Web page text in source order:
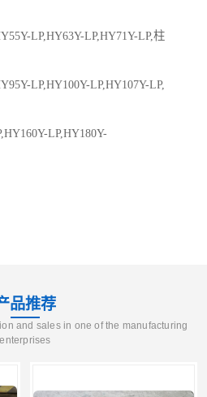
LP,HY63Y-LP,HY71Y-LP,柱
LP,HY100Y-LP,HY107Y-LP,
LP,HY180Y-
品推荐
and sales in one of the manufacturing
enterprises